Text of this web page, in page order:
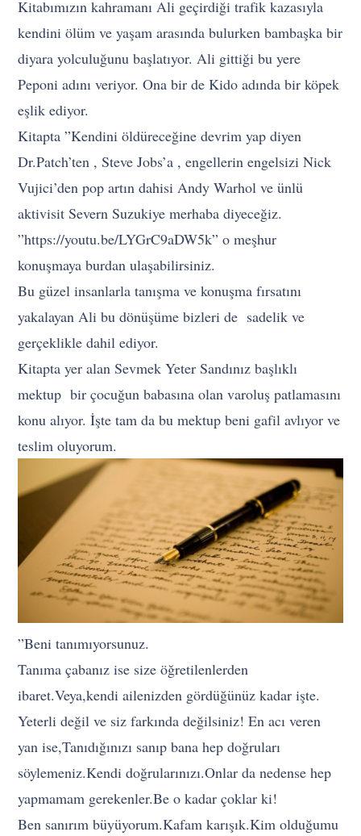
Kitabımızın kahramanı Ali geçirdiği trafik kazasıyla
kendini ölüm ve yaşam arasında bulurken bambaşka bir
diyara yolculuğunu başlatıyor. Ali gittiği bu yere
Peponi adını veriyor. Ona bir de Kido adında bir köpek
eşlik ediyor.
Kitapta ”Kendini öldüreceğine devrim yap diyen
Dr.Patch’ten , Steve Jobs’a , engellerin engelsizi Nick
Vujici’den pop artın dahisi Andy Warhol ve ünlü
aktivisit Severn Suzukiye merhaba diyeceğiz.
”https://youtu.be/LYGrC9aDW5k” o meşhur
konuşmaya burdan ulaşabilirsiniz.
Bu güzel insanlarla tanışma ve konuşma fırsatını
yakalayan Ali bu dönüşüme bizleri de sadelik ve
gerçeklikle dahil ediyor.
Kitapta yer alan Sevmek Yeter Sandınız başlıklı
mektup bir çocuğun babasına olan varoluş patlamasını
konu alıyor. İşte tam da bu mektup beni gafil avlıyor ve
teslim oluyorum.
”Beni tanımıyorsunuz.
Tanıma çabanız ise size öğretilenlerden
ibaret.Veya,kendi ailenizden gördüğünüz kadar işte.
Yeterli değil ve siz farkında değilsiniz! En acı veren
yan ise,Tanıdığınızı sanıp bana hep doğruları
söylemeniz.Kendi doğrularınızı.Onlar da nedense hep
yapmamam gerekenler.Be o kadar çoklar ki!
Ben sanırım büyüyorum.Kafam karışık.Kim olduğumu